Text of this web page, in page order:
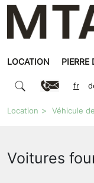
LOCATION PIERRE
fr
Location Véhicule
Voitures